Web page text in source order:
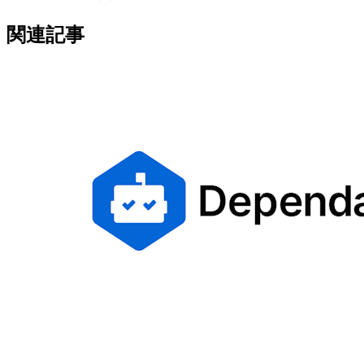
関連記事